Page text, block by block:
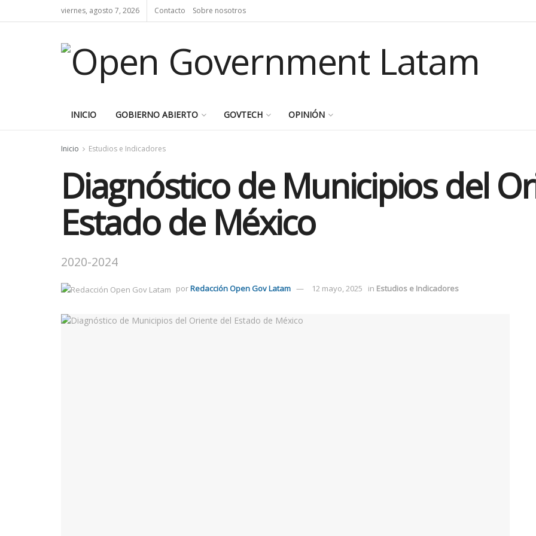
viernes, agosto 7, 2026 Contacto Sobre nosotros
INICIO GOBIERNO ABIERTO GOVTECH OPINIÓN
Inicio Estudios e Indicadores
Diagnóstico de Municipios del
Estado de México
2020-2024
porRedacción Open Gov Latam 12 mayo, 2025 in Estudios e Indicadores